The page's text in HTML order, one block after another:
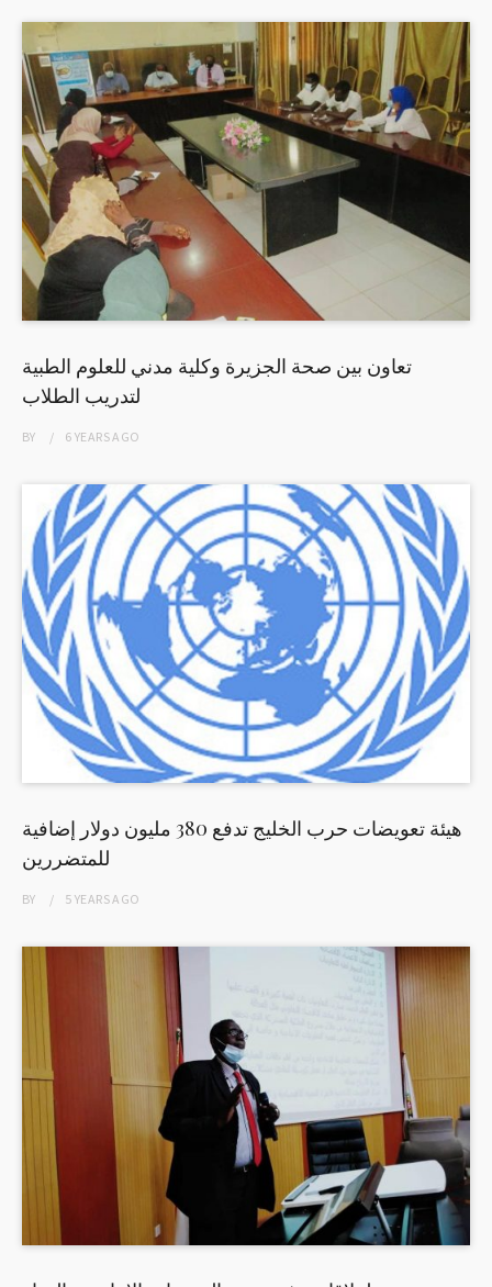
تعاون بين صحة الجزيرة وكلية مدني للعلوم الطبية
لتدريب الطلاب
BY 6 YEARSAGO
هيئة تعويضات حرب الخليج تدفع 380 مليون دولار إضافية
للمتضررين
BY 5 YEARSAGO